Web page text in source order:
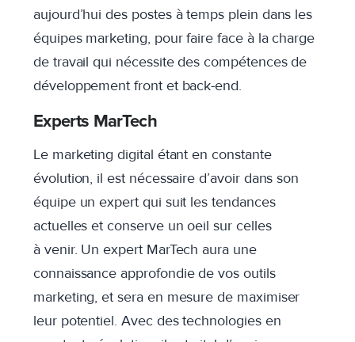
aujourd’hui des postes à temps plein dans les
équipes marketing, pour faire face à la charge
de travail qui nécessite des compétences de
développement front et back-end.
Experts MarTech
Le marketing digital étant en constante
évolution, il est nécessaire d’avoir dans son
équipe un expert qui suit les tendances
actuelles et conserve un oeil sur celles
à venir. Un expert MarTech aura une
connaissance approfondie de vos outils
marketing, et sera en mesure de maximiser
leur potentiel. Avec des technologies en